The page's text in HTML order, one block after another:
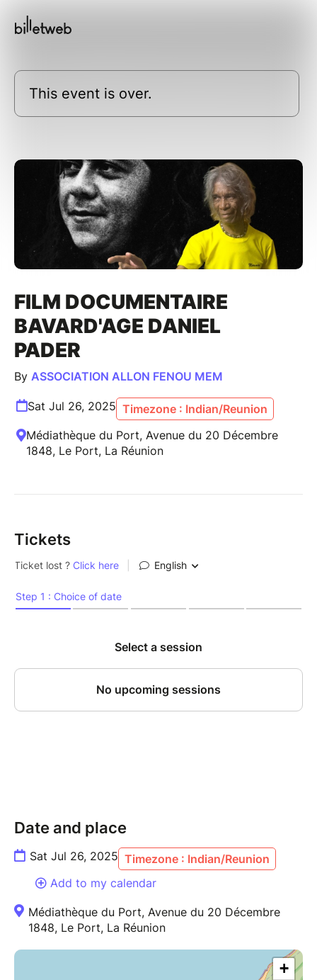
This event is over.
FILM DOCUMENTAIRE
BAVARD'AGE DANIEL
PADER
By ASSOCIATION ALLON FENOU MEM
Sat Jul 26, 2025 Timezone : Indian/Reunion
Médiathèque du Port, Avenue du 20 Décembre
1848, Le Port, La Réunion
Tickets
Date and place
Sat Jul 26, 2025 Timezone : Indian/Reunion
Add to my calendar
Médiathèque du Port, Avenue du 20 Décembre
1848, Le Port, La Réunion
+